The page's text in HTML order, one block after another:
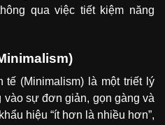
qua việc tiết kiệm năng
tế (Minimalism) là một triết lý
vào sự đơn giản, gọn gàng và
hiệu “ít hơn là nhiều hơn”,